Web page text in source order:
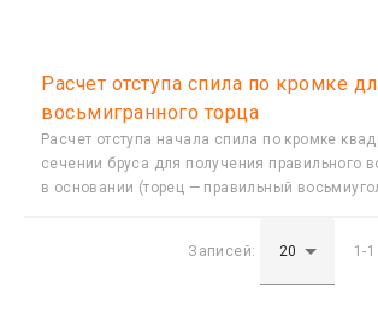
Расчет отступа спила по кромке
восьмигранного торца
Расчет отступа начала спила по кромке
сечении бруса для получения правильного
в основании (торец — правильный
Записей: 1-1